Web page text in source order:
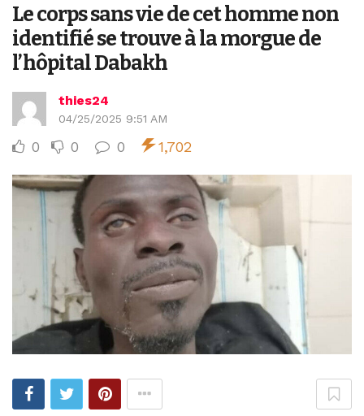
Le corps sans vie de cet homme non
identifié se trouve à la morgue de
l’hôpital Dabakh
thies24
04/25/2025 9:51 AM
0 0 0 1,702